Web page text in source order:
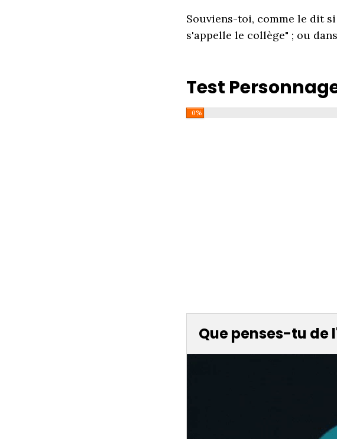
Souviens-toi, comme le dit
s'appelle le collège" ; ou
Test
0%
Que penses-tu de